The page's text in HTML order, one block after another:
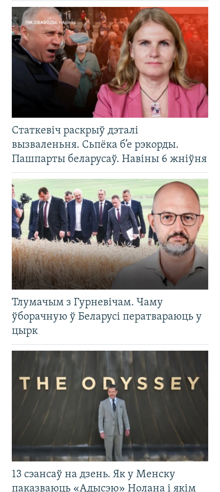
Статкевіч раскрыў дэталі
вызваленьня. Сьпёка б’е рэкорды.
Пашпарты беларусаў. Навіны 6 жніўня
Тлумачым з Гурневічам. Чаму
ўборачную ў Беларусі ператвараюць у
цырк
13 сэансаў на дзень. Як у Менску
паказваюць «Адысэю» Нолана і якім